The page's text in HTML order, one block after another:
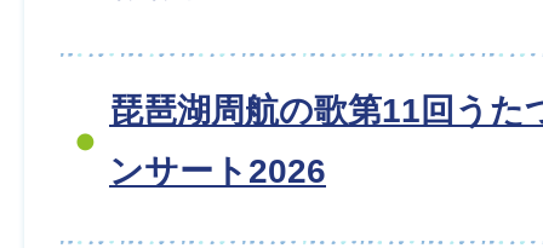
琵琶湖周航の歌第11回うた
ンサート2026